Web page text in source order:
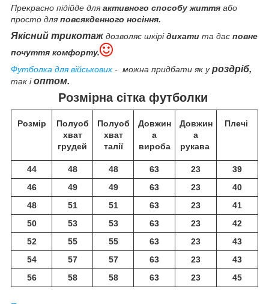
Прекрасно підійде для активного способу життя або
просто для повсякденного носіння.
Якісний трикотаждозволяє шкірідихати та дає повне
почуття комфорту.
Футболка для військових - можна придбати як уроздріб,
так іоптом.
Розмірна сітка футболки
Розмір
Полуоб
хват
грудей
Полуоб
хват
талії
Довжин
а
вироба
Довжин
а
рукава
Плечі
44 48 48 63 23
39
46
49 49 63 23
40
48
51 51 63 23
41
50
53 53 63 23
42
52
55 55 63 23
43
54
57 57 63 23
43
56
58 58 63 23 45